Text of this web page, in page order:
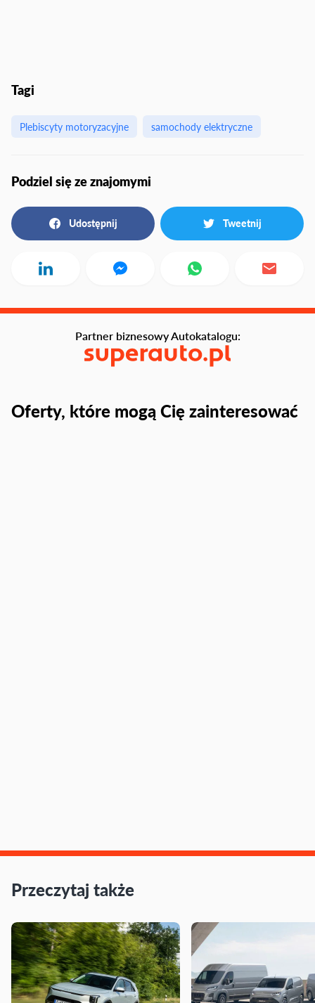
Tagi
Plebiscyty motoryzacyjne samochody elektryczne
Podziel się ze znajomymi
Udostępnij Tweetnij
Oferty, które mogą Cię zainteresować
Partner biznesowy Autokatalogu:
Przeczytaj także